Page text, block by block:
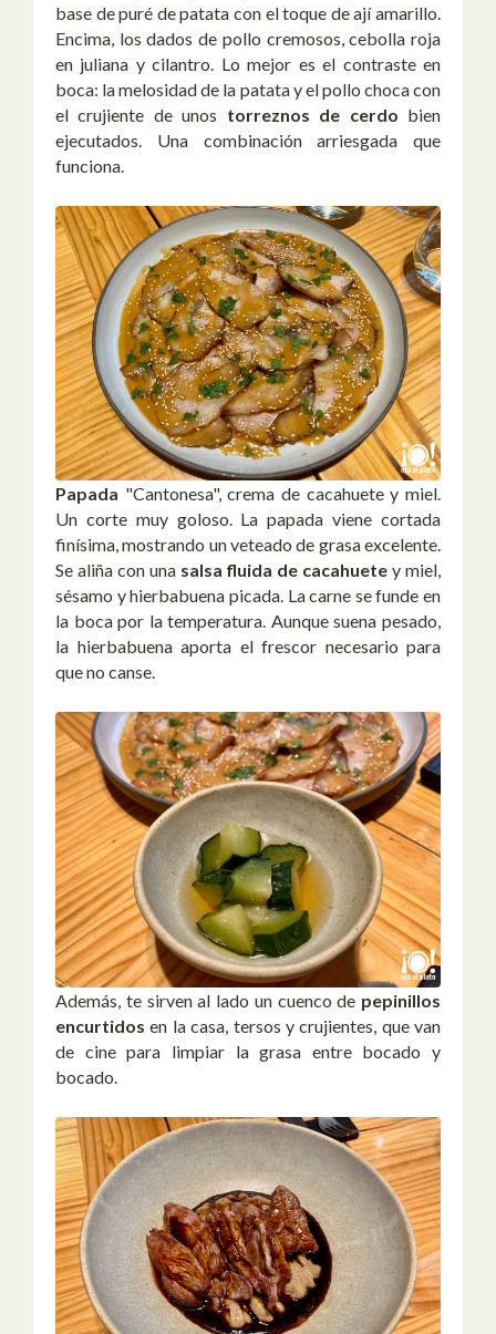
base de puré de patata con el toque de ají amarillo.
Encima, los dados de pollo cremosos, cebolla roja
en juliana y cilantro. Lo mejor es el contraste en
boca: la melosidad de la patata y el pollo choca con
el crujiente de unos torreznos de cerdo bien
ejecutados. Una combinación arriesgada que
funciona.
Papada "Cantonesa", crema de cacahuete y miel.
Un corte muy goloso. La papada viene cortada
finísima, mostrando un veteado de grasa excelente.
Se aliña con una salsa fluida de cacahuete y miel,
sésamo y hierbabuena picada. La carne se funde en
la boca por la temperatura. Aunque suena pesado,
la hierbabuena aporta el frescor necesario para
que no canse.
Además, te sirven al lado un cuenco de pepinillos
encurtidos en la casa, tersos y crujientes, que van
de cine para limpiar la grasa entre bocado y
bocado.